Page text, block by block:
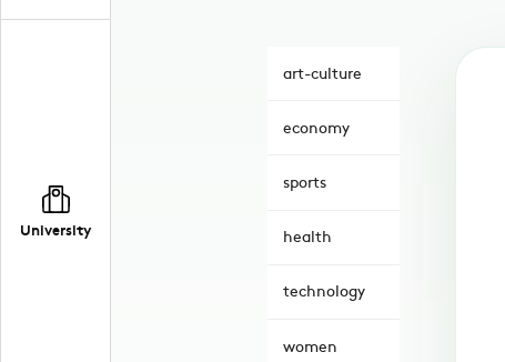
University
art-culture
economy
sports
health
technology
women